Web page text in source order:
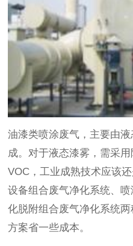
油漆类喷涂废气，主要由
成。对于液态漆雾，需采
VOC，工业成熟技术应该
设备组合废气净化系统、
化脱附组合废气净化系统
方案省一些成本。